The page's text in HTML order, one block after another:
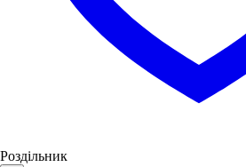
Роздільник